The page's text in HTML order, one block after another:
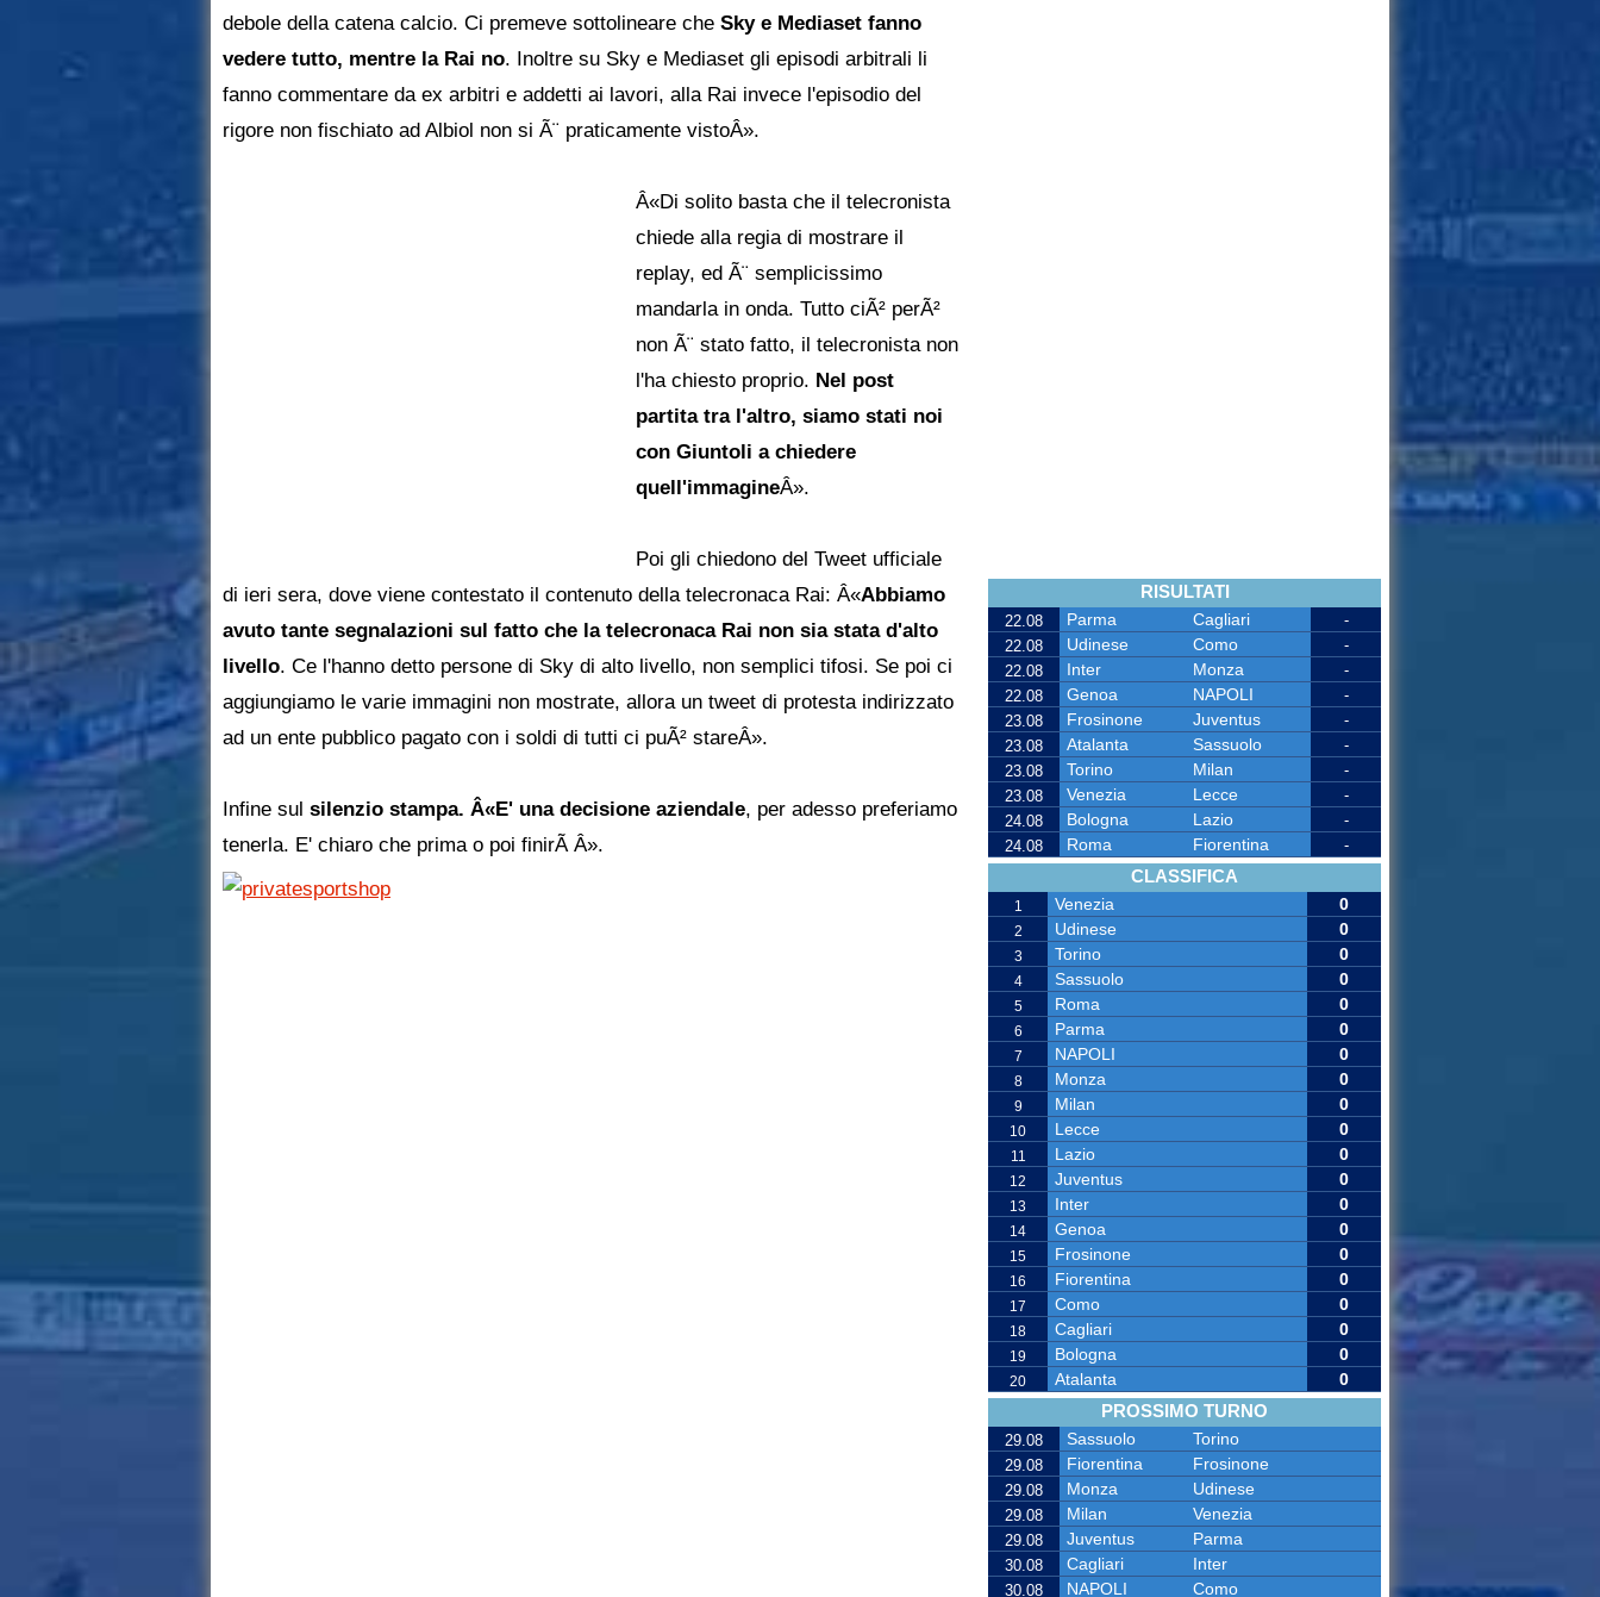
debole della catena calcio. Ci premeve sottolineare che Sky e Mediaset fanno
vedere tutto, mentre la Rai no. Inoltre su Sky e Mediaset gli episodi arbitrali li
fanno commentare da ex arbitri e addetti ai lavori, alla Rai invece l'episodio del
rigore non fischiato ad Albiol non si Ã¨ praticamente vistoÂ».
Â«Di solito basta che il telecronista
chiede alla regia di mostrare il
replay, ed Ã¨ semplicissimo
mandarla in onda. Tutto ciÃ² perÃ²
non Ã¨ stato fatto, il telecronista non
l'ha chiesto proprio. Nel post
partita tra l'altro, siamo stati noi
con Giuntoli a chiedere
quell'immagineÂ».
Poi gli chiedono del Tweet ufficiale
di ieri sera, dove viene contestato il contenuto della telecronaca Rai: Â«Abbiamo
avuto tante segnalazioni sul fatto che la telecronaca Rai non sia stata d'alto
livello. Ce l'hanno detto persone di Sky di alto livello, non semplici tifosi. Se poi ci
aggiungiamo le varie immagini non mostrate, allora un tweet di protesta indirizzato
ad un ente pubblico pagato con i soldi di tutti ci puÃ² stareÂ».
Infine sul silenzio stampa. Â«E' una decisione aziendale, per adesso preferiamo
tenerla. E' chiaro che prima o poi finirÃ Â».
RISULTATI
22.08 Parma Cagliari
-
22.08
Udinese Como
-
22.08
Inter Monza
-
22.08
Genoa NAPOLI
-
23.08
Frosinone Juventus
-
23.08
Atalanta Sassuolo
-
23.08
Torino Milan
-
23.08
Venezia Lecce
-
24.08
Bologna Lazio
-
24.08
Roma Fiorentina -
CLASSIFICA
1 Venezia 0
2 Udinese 0
3 Torino 0
4 Sassuolo 0
5 Roma 0
6 Parma 0
7 NAPOLI 0
8 Monza 0
9 Milan 0
10 Lecce 0
11 Lazio 0
12 Juventus 0
13 Inter 0
14 Genoa 0
15 Frosinone 0
16 Fiorentina 0
17 Como 0
18 Cagliari 0
19 Bologna 0
20 Atalanta 0
PROSSIMO TURNO
29.08 Sassuolo Torino
29.08 Fiorentina Frosinone
29.08 Monza Udinese
29.08 Milan Venezia
29.08 Juventus Parma
30.08 Cagliari Inter
30.08 NAPOLI Como